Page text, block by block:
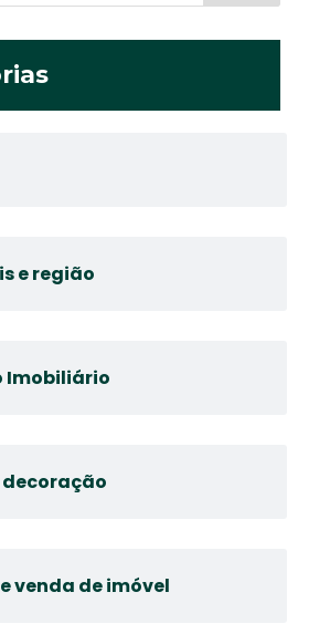
e região
Imobiliário
decoração
venda de imóvel